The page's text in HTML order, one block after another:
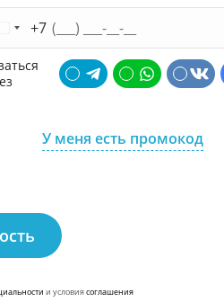
+7
У меня есть промокод
и условиясоглашения